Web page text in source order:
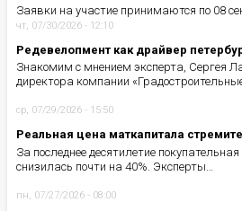
Заявки на участие принимаются по 08
чт, 07/30/2026 - 12:10
Редевелопмент как драйвер
Знакомим с мнением эксперта, Сергея
директора компании
ср, 07/29/2026 - 15:50
Реальная цена маткапитала
За последнее десятилетие покупательная
снизилась почти на 40%. Эксперты…
пн, 07/27/2026 - 08:00